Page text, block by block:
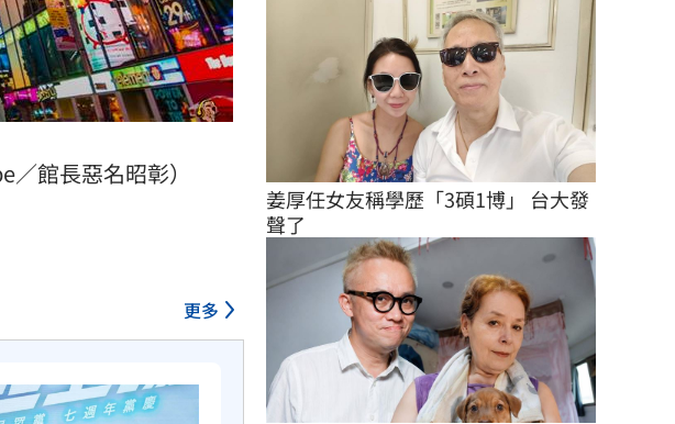
館長惡名昭彰）
更多
姜厚任女友稱學歷「3碩1博」 台大發
聲了